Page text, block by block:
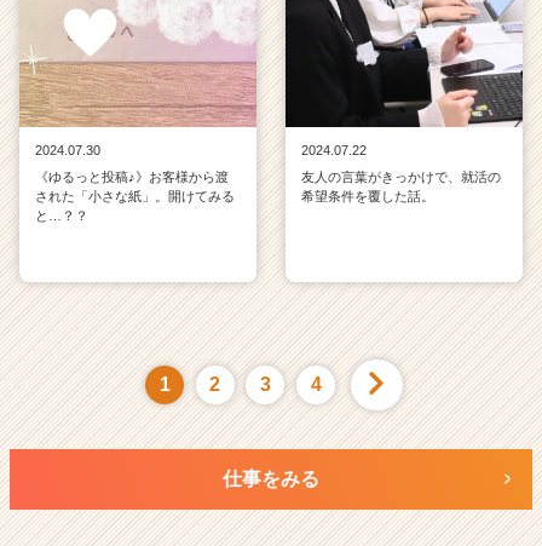
2024.07.30
《ゆるっと投稿♪》お客様から渡
された「小さな紙」。開けてみる
と…？？
2024.07.22
友人の言葉がきっかけで、就活の
希望条件を覆した話。
1 2 3 4
仕事をみる